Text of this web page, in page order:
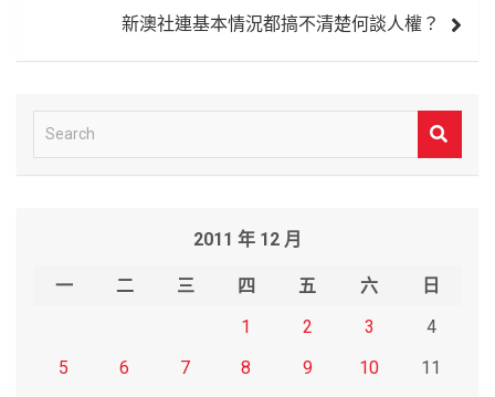
新澳社連基本情況都搞不清楚何談人權？
e
2011 年 12 月
一 二 三 四 五 六
日
1
2 3
4
5
6 7 8 9 10 11